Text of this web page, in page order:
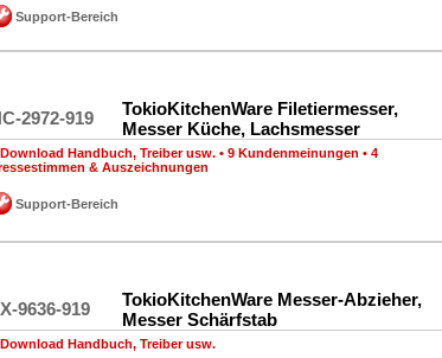
Support-Bereich
2972-919
TokioKitchenWare Filetiermesser,
Messer Küche, Lachsmesser
Handbuch, Treiber usw. • 9 Kundenmeinungen • 4
& Auszeichnungen
Support-Bereich
9636-919
TokioKitchenWare Messer-Abzieher,
Messer Schärfstab
Handbuch, Treiber usw.